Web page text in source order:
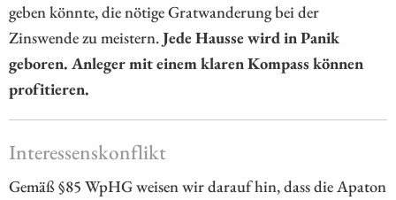
geben könnte, die nötige Gratwanderung bei der
Zinswende zu meistern.Jede Hausse wird in Panik
geboren. Anleger mit einem klaren Kompass können
profitieren.
Interessenskonflikt
Gemäß §85 WpHG weisen wir darauf hin, dass die Apaton